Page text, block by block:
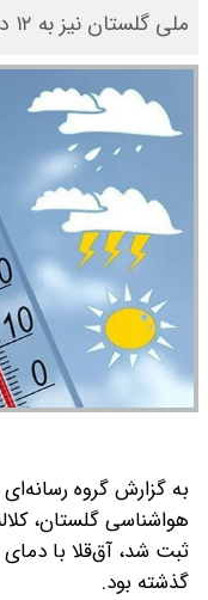
ملی گلستان نیز به ۱۲ درجه رسید.
به گزارش گروه رسانه‌ای
گذشته بود.